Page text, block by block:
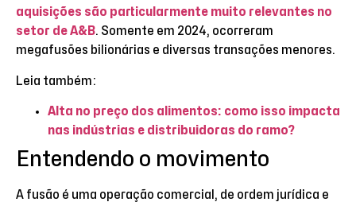
aquisições são particularmente muito relevantes no
setor de A&B. Somente em 2024, ocorreram
megafusões bilionárias e diversas transações menores.
Leia também:
Alta no preço dos alimentos: como isso impacta
nas indústrias e distribuidoras do ramo?
Entendendo o movimento
A fusão é uma operação comercial, de ordem jurídica e